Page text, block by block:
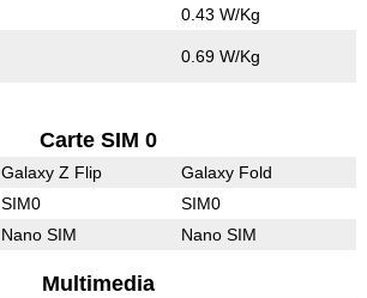
0.43 W/Kg
0.69 W/Kg
Carte SIM 0
Galaxy Z Flip Galaxy Fold
SIM0 SIM0
Nano SIM Nano SIM
Multimedia